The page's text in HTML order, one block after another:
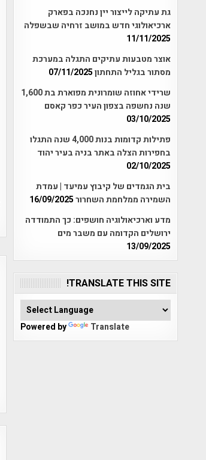
גת עתיקה לייצור יין נחנכה בפארק
ארכיאולוגי חדש במושב זרחיה שבשפלה
11/11/2025
אוצר מטבעות עתיקים התגלה במערכת
מסתור בגליל התחתון07/11/2025
שרידי אחוזה שומרונית מפוארת בת 1,600
שנה נחשפה בצפון העיר כפר קאסם
03/10/2025
פתילות קדומות בנות 4,000 שנה התגלו
בחפירות הצלה באתר בניה בעיר יהוד
02/10/2025
בית הגמדים של קיבוץ עמיעד | עמדת
השמירה ממלחמת השחרור16/09/2025
מדע וארכיאולוגיה חושפים: כך התמודדה
ירושלים הקדומה עם משבר מים
13/09/2025
TRANSLATE THIS SITE!
Powered by Translate